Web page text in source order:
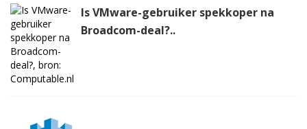
Is VMware-gebruiker spekkoper na
Broadcom-deal?..